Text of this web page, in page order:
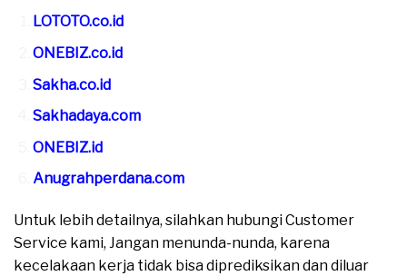
LOTOTO.co.id
ONEBIZ.co.id
Sakha.co.id
Sakhadaya.com
ONEBIZ.id
Anugrahperdana.com
Untuk lebih detailnya, silahkan hubungi Customer
Service kami, Jangan menunda-nunda, karena
kecelakaan kerja tidak bisa diprediksikan dan diluar